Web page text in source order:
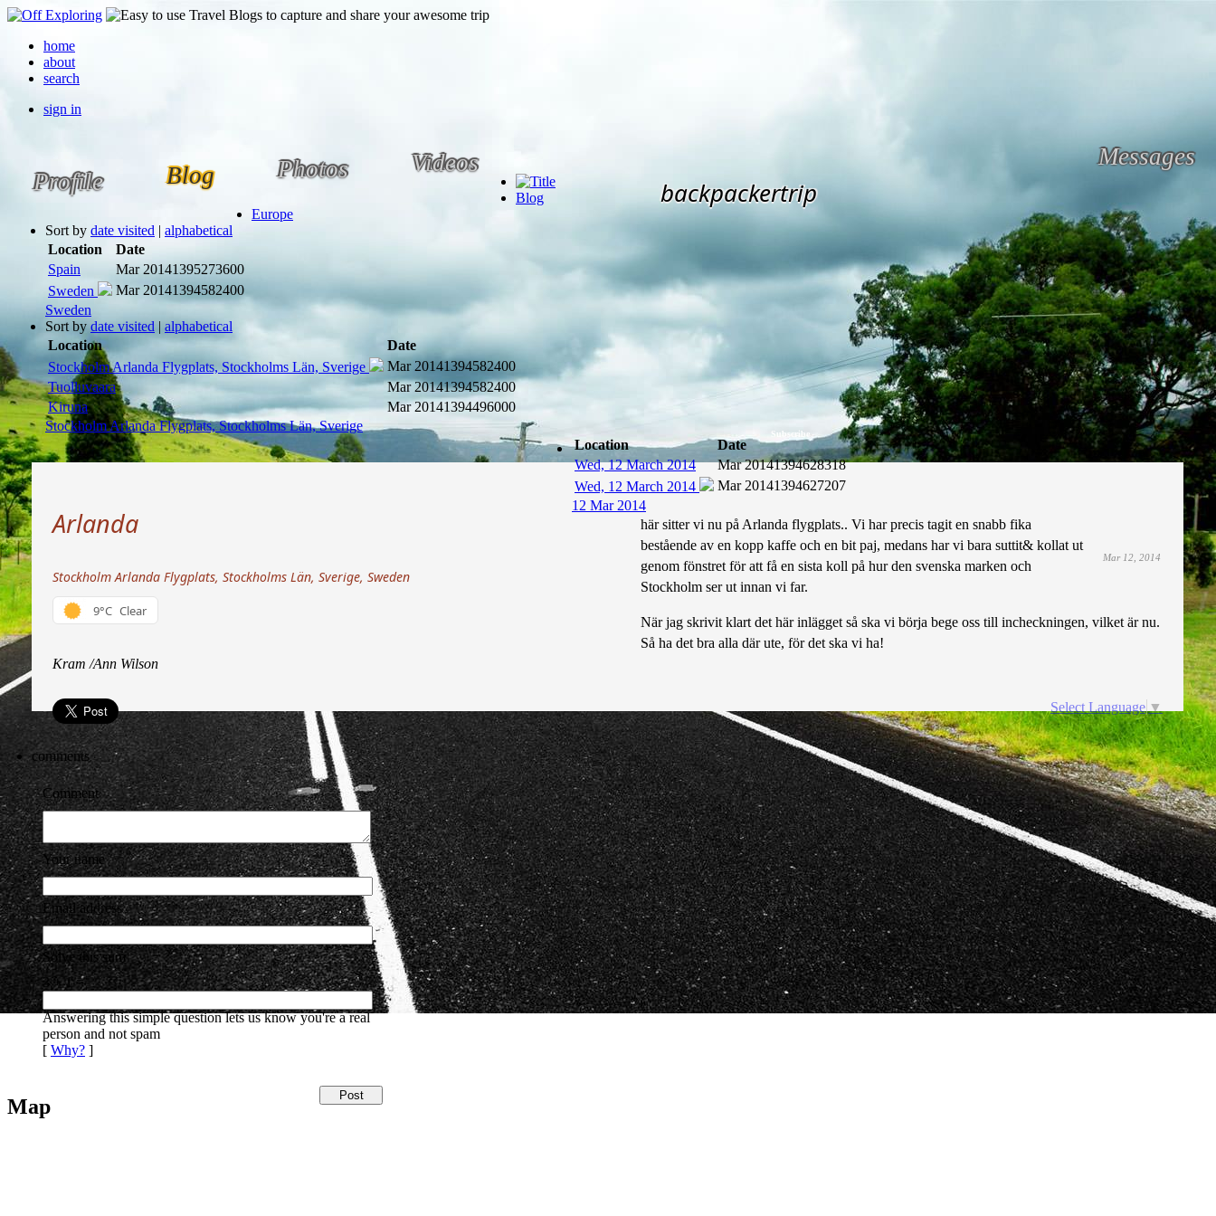
home
about
search
sign in
Profile Blog Photos Videos Messages
Subscribe
backpackertrip
Blog
Europe
Sort by date visited | alphabetical
Location
Date
Spain
Mar 20141395273600
Sweden
Mar 20141394582400
Sweden
Sort bydate visited | alphabetical
Location
Date
Stockholm Arlanda Flygplats, Stockholms Län, Sverige
Mar 20141394582400
Tuolluvaara
Mar 20141394582400
Kiruna
Mar 20141394496000
Stockholm Arlanda Flygplats, Stockholms Län, Sverige
Location
Date
Wed, 12 March 2014
Mar 20141394628318
Wed, 12 March 2014
Mar 20141394627207
12 Mar 2014
Arlanda
Stockholm Arlanda Flygplats, Stockholms Län, Sverige, Sweden
9°C Clear
Mar 12, 2014
här sitter vi nu på Arlanda flygplats.. Vi har precis tagit en snabb fika
bestående av en kopp kaffe och en bit paj, medans har vi bara suttit& kollat ut
genom fönstret för att få en sista koll på hur den svenska marken och
Stockholm ser ut innan vi far.
När jag skrivit klart det här inlägget så ska vi börja bege oss till incheckningen, vilket är nu.
Så ha det bra alla där ute, för det ska vi ha!
Kram /Ann Wilson
Select Language ▼
comments
Comment
Your name
Email address
Solve this sum
3 + 1 =
Answering this simple question lets us know you're a real
person and not spam
[ Why? ]
Map